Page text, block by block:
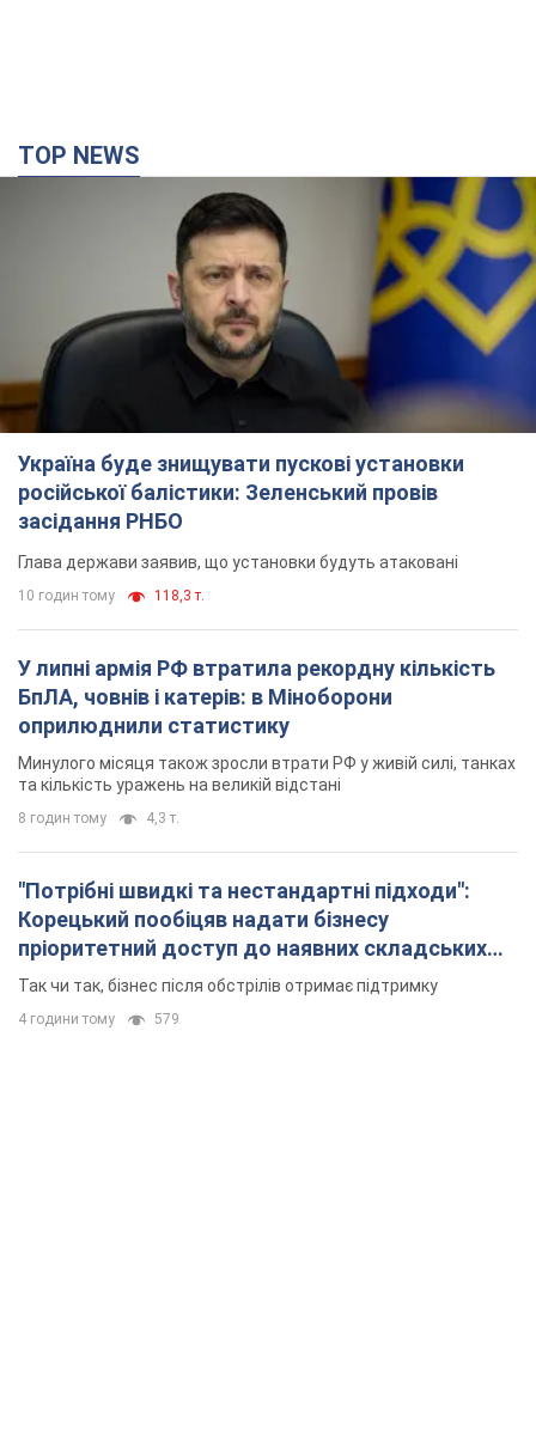
TOP NEWS
Україна буде знищувати пускові установки
російської балістики: Зеленський провів
засідання РНБО
Глава держави заявив, що установки будуть атаковані
10 годин тому 118,3 т.
У липні армія РФ втратила рекордну кількість
БпЛА, човнів і катерів: в Міноборони
оприлюднили статистику
Минулого місяця також зросли втрати РФ у живій силі, танках
та кількість уражень на великій відстані
8 годин тому 4,3 т.
"Потрібні швидкі та нестандартні підходи":
Корецький пообіцяв надати бізнесу
пріоритетний доступ до наявних складських
приміщень
Так чи так, бізнес після обстрілів отримає підтримку
4 години тому 579